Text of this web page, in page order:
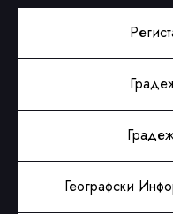
Географски